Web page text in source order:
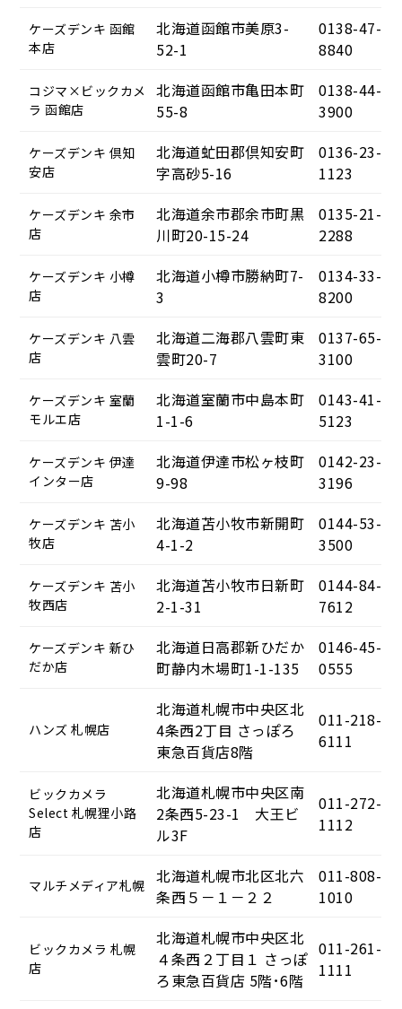
ケーズデンキ 函館
本店
北海道函館市美原3-
52-1
0138-47-
8840
コジマ×ビックカメ
ラ 函館店
北海道函館市亀田本町
55-8
0138-44-
3900
ケーズデンキ 倶知
安店
北海道虻田郡倶知安町
字高砂5-16
0136-23-
1123
ケーズデンキ 余市
店
北海道余市郡余市町黒
川町20-15-24
0135-21-
2288
ケーズデンキ 小樽
店
北海道小樽市勝納町7-
3
0134-33-
8200
ケーズデンキ 八雲
店
北海道二海郡八雲町東
雲町20-7
0137-65-
3100
ケーズデンキ 室蘭
モルエ店
北海道室蘭市中島本町
1-1-6
0143-41-
5123
ケーズデンキ 伊達
インター店
北海道伊達市松ヶ枝町
9-98
0142-23-
3196
ケーズデンキ 苫小
牧店
北海道苫小牧市新開町
4-1-2
0144-53-
3500
ケーズデンキ 苫小
牧西店
北海道苫小牧市日新町
2-1-31
0144-84-
7612
ケーズデンキ 新ひ
だか店
北海道日高郡新ひだか
町静内木場町1-1-135
0146-45-
0555
ハンズ 札幌店
北海道札幌市中央区北
4条西2丁目 さっぽろ
東急百貨店8階
011-218-
6111
ビックカメラ
Select 札幌狸小路
店
北海道札幌市中央区南
2条西5-23-1 大王ビ
ル3F
011-272-
1112
マルチメディア札幌
北海道札幌市北区北六
条西５－１－２２
011-808-
1010
ビックカメラ 札幌
店
北海道札幌市中央区北
４条西２丁目１ さっぽ
ろ東急百貨店 5階･6階
011-261-
1111